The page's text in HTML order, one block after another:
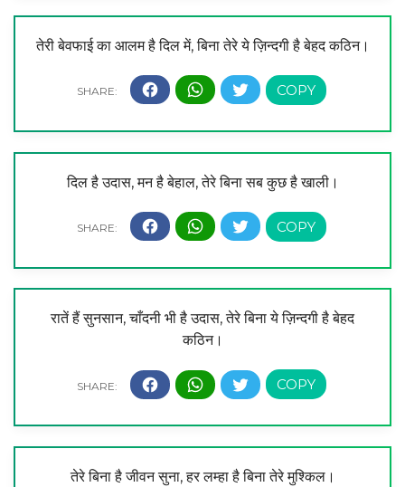
तेरी बेवफाई का आलम है दिल में, बिना तेरे ये ज़िन्दगी है बेहद कठिन।
दिल है उदास, मन है बेहाल, तेरे बिना सब कुछ है खाली।
रातें हैं सुनसान, चाँदनी भी है उदास, तेरे बिना ये ज़िन्दगी है बेहद
कठिन।
तेरे बिना है जीवन सुना, हर लम्हा है बिना तेरे मुश्किल।